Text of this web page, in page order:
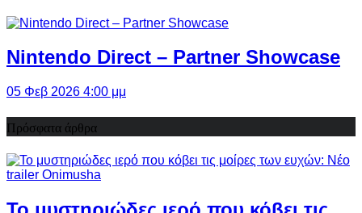
Nintendo Direct – Partner Showcase
05 Φεβ 2026 4:00 μμ
Πρόσφατα άρθρα